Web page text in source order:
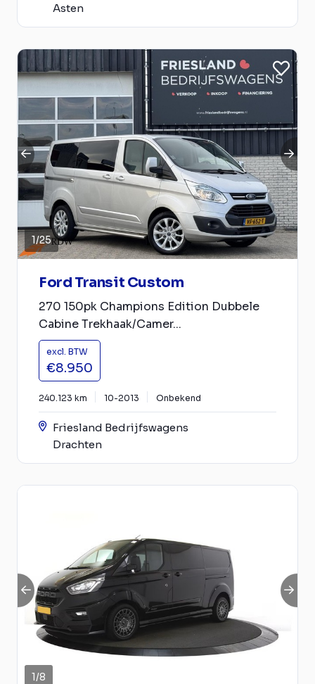
Asten
1/25
Ford Transit Custom
270 150pk Champions Edition Dubbele
Cabine Trekhaak/Camer...
excl. BTW
€8.950
240.123 km 10-2013 Onbekend
Friesland Bedrijfswagens
Drachten
1/8